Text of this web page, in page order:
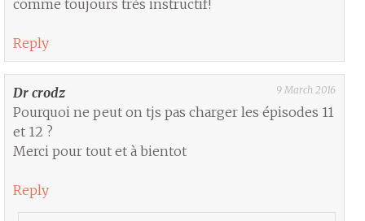
comme toujours très instructif!
Reply
Dr crodz 9 March 2016
Pourquoi ne peut on tjs pas charger les épisodes 11
et 12 ?
Merci pour tout et à bientot
Reply